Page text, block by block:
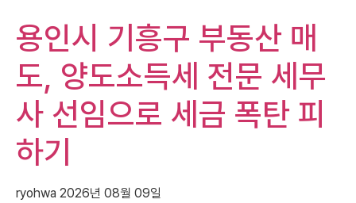
용인시 기흥구 부동산 매
도, 양도소득세 전문 세무
사 선임으로 세금 폭탄 피
하기
ryohwa 2026년 08월 09일